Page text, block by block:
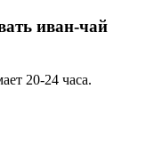
иван-чай
20-24 часа.